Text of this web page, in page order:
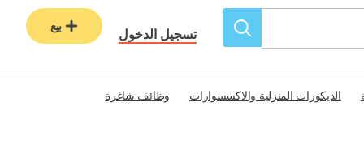
تسجيل الدخول
بيع
الديكورات المنزلية والاكسسوارات وظائف شاغرة